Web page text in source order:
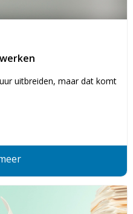
uitbreiden, maar dat komt